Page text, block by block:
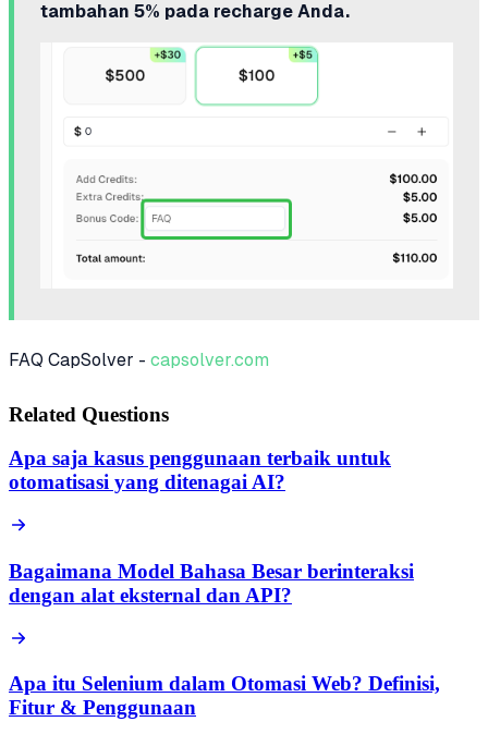
tambahan 5% pada recharge Anda.
FAQ CapSolver - capsolver.com
Related Questions
Apa saja kasus penggunaan terbaik untuk
otomatisasi yang ditenagai AI?
Bagaimana Model Bahasa Besar berinteraksi
dengan alat eksternal dan API?
Apa itu Selenium dalam Otomasi Web? Definisi,
Fitur & Penggunaan